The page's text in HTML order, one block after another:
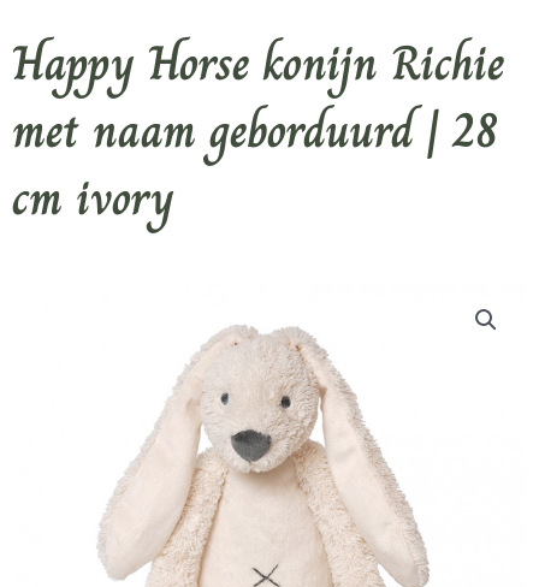
Happy Horse konijn Richie
met naam geborduurd | 28
cm ivory